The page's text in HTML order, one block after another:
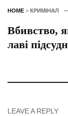
HOME > КРИМІНАЛ
Вбивство,
лаві
LEAVE A REPLY